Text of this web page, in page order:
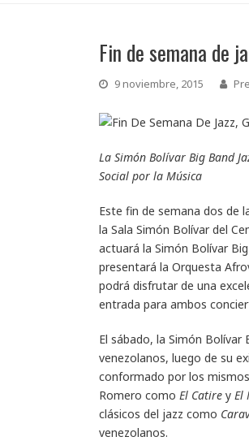
Fin de semana de
9 noviembre, 2015
La Simón Bolívar Big Band
Social por la Música
Este fin de semana dos de
la Sala Simón Bolívar del
actuará la Simón Bolívar
presentará la Orquesta
podrá disfrutar de una
entrada para ambos
El sábado, la Simón
venezolanos, luego de su
conformado por los
Romero como El Catire y El
clásicos del jazz como
venezolanos.